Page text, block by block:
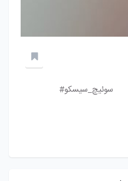
سوئیچ_سیسکو#